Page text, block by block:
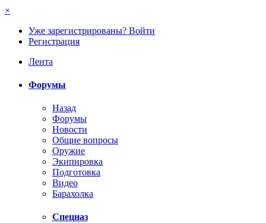
×
Уже зарегистрированы? Войти
Регистрация
Лента
Форумы
Назад
Форумы
Новости
Общие вопросы
Оружие
Экипировка
Подготовка
Видео
Барахолка
Спецназ